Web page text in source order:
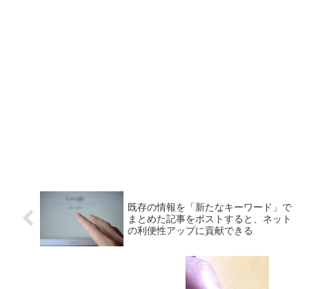
既存の情報を「新たなキーワード」で
まとめた記事をポストすると、ネット
の利便性アップに貢献できる